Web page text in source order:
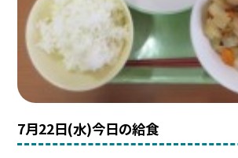
7月22日(水)今日の給食